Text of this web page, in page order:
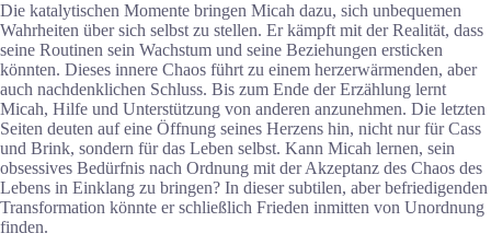
Die katalytischen Momente bringen Micah dazu, sich unbequemen
Wahrheiten über sich selbst zu stellen. Er kämpft mit der Realität, dass
seine Routinen sein Wachstum und seine Beziehungen ersticken
könnten. Dieses innere Chaos führt zu einem herzerwärmenden, aber
auch nachdenklichen Schluss. Bis zum Ende der Erzählung lernt
Micah, Hilfe und Unterstützung von anderen anzunehmen. Die letzten
Seiten deuten auf eine Öffnung seines Herzens hin, nicht nur für Cass
und Brink, sondern für das Leben selbst. Kann Micah lernen, sein
obsessives Bedürfnis nach Ordnung mit der Akzeptanz des Chaos des
Lebens in Einklang zu bringen? In dieser subtilen, aber befriedigenden
Transformation könnte er schließlich Frieden inmitten von Unordnung
finden.